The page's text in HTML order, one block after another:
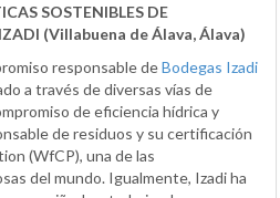
SOSTENIBLES DE
(Villabuena de Álava, Álava)
responsable deBodegas Izadi
a través de diversas vías de
de eficiencia hídrica y
de residuos y su certificación
(WfCP), una de las
del mundo. Igualmente, Izadi ha